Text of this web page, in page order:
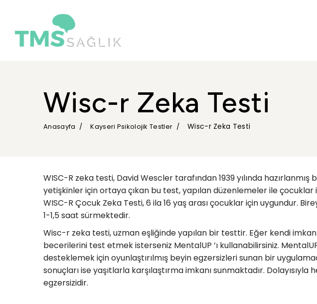
Wisc-r Zeka Testi
Anasayfa Kayseri Psikolojik Testler Wisc-r Zeka Testi
WISC-R zeka testi, David Wescler tarafından 1939 yılında
yetişkinler için ortaya çıkan bu test, yapılan düzenlemeler ile çocuklar
WISC-R Çocuk Zeka Testi, 6 ila 16 yaş arası çocuklar için uygundur.
1-1,5 saat sürmektedir.
Wisc-r zeka testi, uzman eşliğinde yapılan bir testtir. Eğer kendi
becerilerini test etmek isterseniz MentalUP ’ı kullanabilirsiniz.
desteklemek için oyunlaştırılmış beyin egzersizleri sunan bir
sonuçları ise yaşıtlarla karşılaştırma imkanı sunmaktadır.
egzersizidir.